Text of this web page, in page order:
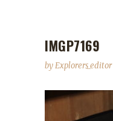
IMGP7169
byExplorers_editor